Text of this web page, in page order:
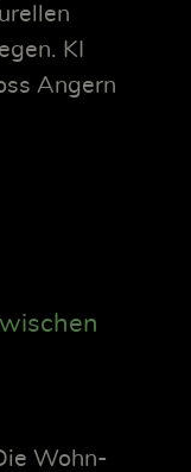
KI
Angern
Wohn-